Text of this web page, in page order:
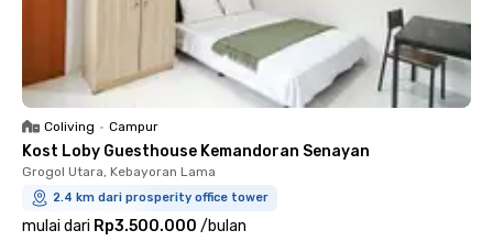
Coliving • Campur
Kost Loby Guesthouse Kemandoran Senayan
Grogol Utara, Kebayoran Lama
2.4 km dari prosperity office tower
mulai dari Rp3.500.000 /bulan